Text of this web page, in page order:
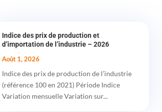
Indice des prix de production et
d’importation de l’industrie – 2026
Août 1, 2026
Indice des prix de production de l’industrie
(référence 100 en 2021) Période Indice
Variation mensuelle Variation sur...